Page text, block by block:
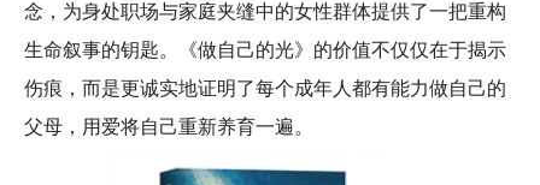
念，为身处职场与家庭夹缝中的女性群体提供了一把重构
生命叙事的钥匙。《做自己的光》的价值不仅仅在于揭示
伤痕，而是更诚实地证明了每个成年人都有能力做自己的
父母，用爱将自己重新养育一遍。